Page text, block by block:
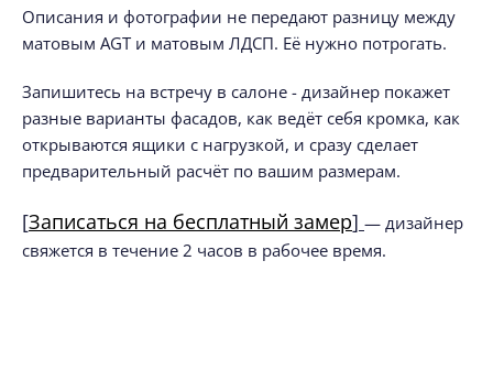
Описания и фотографии не передают разницу между
матовым AGT и матовым ЛДСП. Её нужно потрогать.
Запишитесь на встречу в салоне - дизайнер покажет
разные варианты фасадов, как ведёт себя кромка, как
открываются ящики с нагрузкой, и сразу сделает
предварительный расчёт по вашим размерам.
[Записаться на бесплатный замер] — дизайнер
свяжется в течение 2 часов в рабочее время.